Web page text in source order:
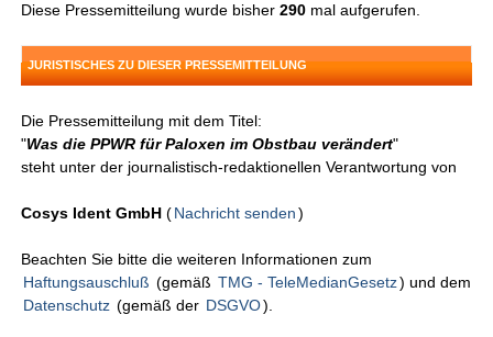
Diese Pressemitteilung wurde bisher290 mal aufgerufen.
JURISTISCHES ZU DIESER PRESSEMITTEILUNG
Die Pressemitteilung mit dem Titel:
"Was die PPWR für Paloxen im Obstbau verändert"
steht unter der journalistisch-redaktionellen Verantwortung von
Cosys Ident GmbH (Nachricht senden )
Beachten Sie bitte die weiteren Informationen zum
Haftungsauschluß (gemäß TMG - TeleMedianGesetz) und dem
Datenschutz (gemäß der DSGVO).